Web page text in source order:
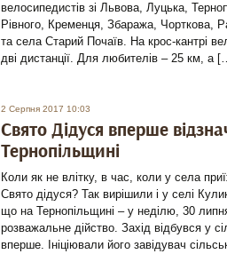
велосипедистів зі Львова, Луцька,
Рівного, Кременця, Збаража, Чорткова,
та села Старий Почаїв. На крос-кантрі
дві дистанції. Для любителів – 25 км, а
2 Серпня 2017 10:03
Свято Дідуся вперше
Тернопільщині
Коли як не влітку, в час, коли у села
Свято дідуся? Так вирішили і у селі
що на Тернопільщині – у неділю, 30
розважальне дійство. Захід відбувся у
вперше. Ініціювали його завідувач